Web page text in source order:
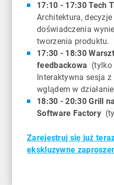
17:10 - 17:30 Tech
Architektura,
doświadczenia
tworzenia produktu.
17:30 - 18:30
feedbackowa (tylko
Interaktywna sesja
wglądem w
18:30 - 20:30 Grill
Software Factory
Zarejestruj się już
ekskluzywne